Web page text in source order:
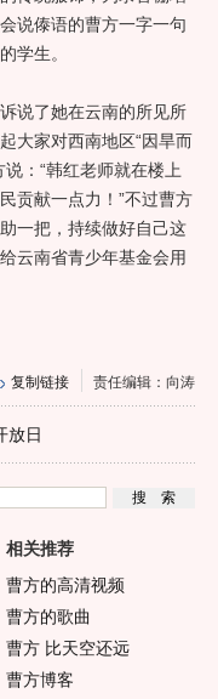
说傣语的曹方一字一句
学生。
说了她在云南的所见所
大家对西南地区“因旱而
：“韩红老师就在楼上
贡献一点力！”不过曹方
一把，持续做好自己这
云南省青少年基金会用
复制链接 责任编辑：向涛
放日
相关推荐
曹方的高清视频
曹方的歌曲
曹方 比天空还远
曹方博客